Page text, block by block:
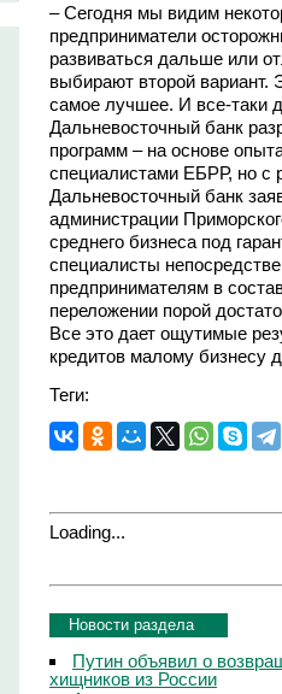
– Сегодня мы видим
предприниматели
развиваться дальше или
выбирают второй
самое лучшее. И все-таки
Дальневосточный банк
программ – на основе
специалистами ЕБРР, но с
Дальневосточный банк
администрации
среднего бизнеса под
специалисты
предпринимателям в
переложении порой
Все это дает ощутимые
кредитов малому бизнесу
Теги:
Loading...
Новости раздела
Путин объявил о
хищников из России